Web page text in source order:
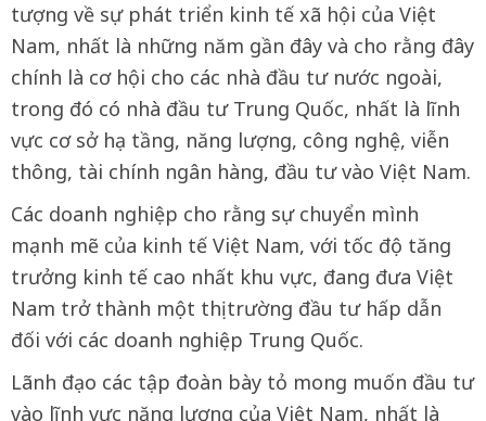
tượng về sự phát triển kinh tế xã hội của Việt
Nam, nhất là những năm gần đây và cho rằng đây
chính là cơ hội cho các nhà đầu tư nước ngoài,
trong đó có nhà đầu tư Trung Quốc, nhất là lĩnh
vực cơ sở hạ tầng, năng lượng, công nghệ, viễn
thông, tài chính ngân hàng, đầu tư vào Việt Nam.
Các doanh nghiệp cho rằng sự chuyển mình
mạnh mẽ của kinh tế Việt Nam, với tốc độ tăng
trưởng kinh tế cao nhất khu vực, đang đưa Việt
Nam trở thành một thị trường đầu tư hấp dẫn
đối với các doanh nghiệp Trung Quốc.
Lãnh đạo các tập đoàn bày tỏ mong muốn đầu tư
vào lĩnh vực năng lượng của Việt Nam, nhất là